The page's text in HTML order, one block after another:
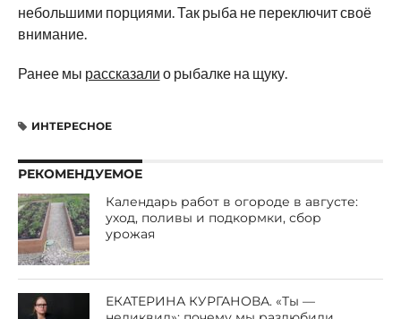
небольшими порциями. Так рыба не переключит своё
внимание.
Ранее мы рассказали о рыбалке на щуку.
ИНТЕРЕСНОЕ
РЕКОМЕНДУЕМОЕ
Календарь работ в огороде в августе:
уход, поливы и подкормки, сбор
урожая
ЕКАТЕРИНА КУРГАНОВА. «Ты —